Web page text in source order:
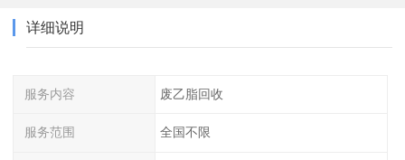
详细说明
服务内容 废乙脂回收
服务范围 全国不限